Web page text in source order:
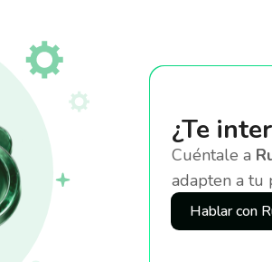
¿Te
Cuéntale a
adapten a tu
Hablar con